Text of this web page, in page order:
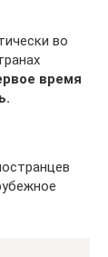
во
время